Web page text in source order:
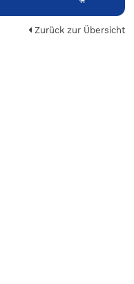
Zurück zur Übersicht